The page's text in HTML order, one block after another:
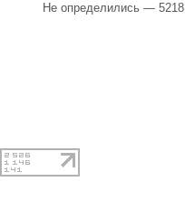
Не определились — 5218